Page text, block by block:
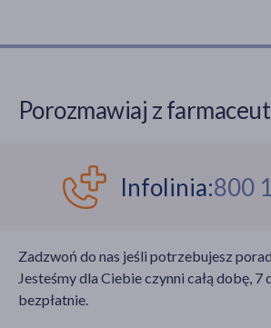
Porozmawiaj z
Infolinia:800
Zadzwoń do nas jeśli potrzebujesz
Jesteśmy dla Ciebie czynni całą dobę, 7
bezpłatnie.